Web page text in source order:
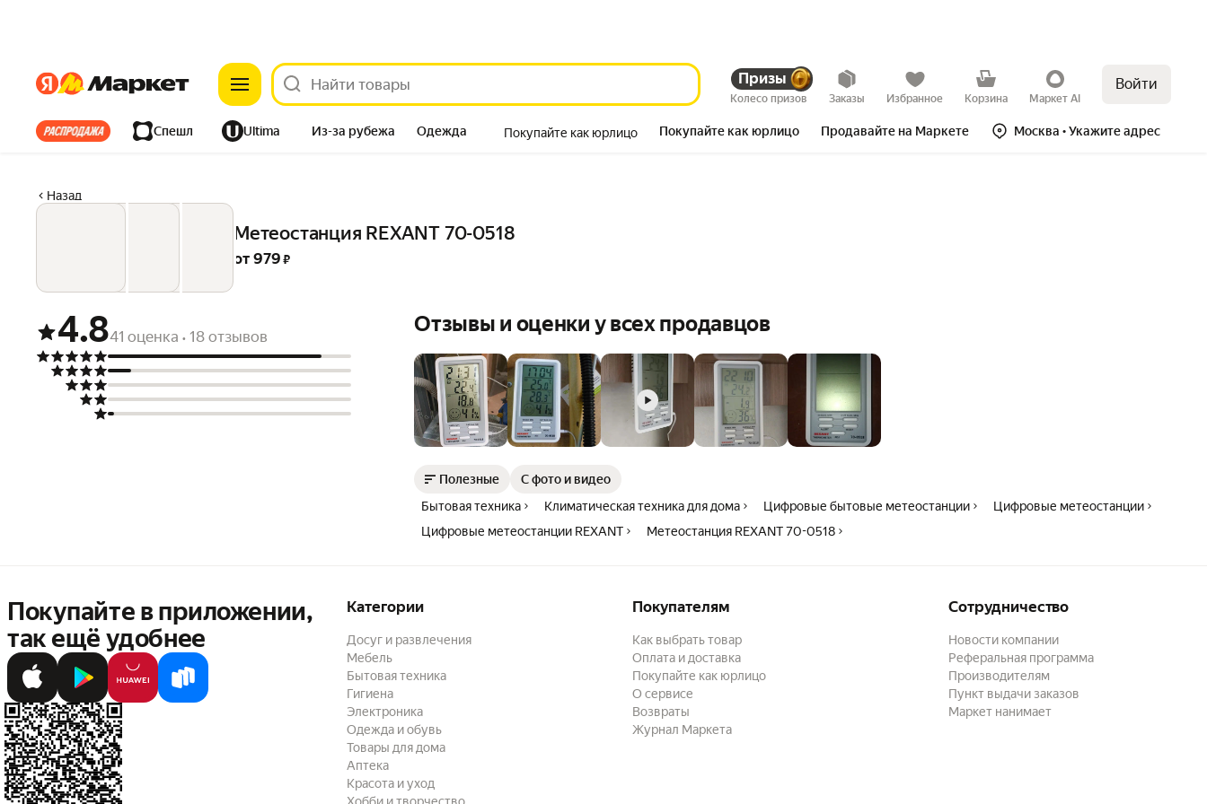
ЯндексЯндекс Призы
Колесо призов Заказы Избранное Корзина Маркет AI
Войти
Все хиты Спешл Ultima Из-за рубежа Одежда Покупайте как юрлицо Покупайте как юрлицо Продавайте на Маркете Москва • Укажите адрес
Назад
Метеостанция REXANT 70-0518
от 979 ₽
4.841 оценка • 18 отзывов Отзывы и оценки у всех продавцов
Полезные
С фото и видео
Бытовая техника
Климатическая техника для дома Цифровые бытовые метеостанции
Цифровые метеостанции
Цифровые метеостанции REXANT
Метеостанция REXANT 70-0518
Покупайте в приложении,
так ещё удобнее
Категории
Досуг и развлечения
Мебель
Бытовая техника
Гигиена
Электроника
Одежда и обувь
Товары для дома
Аптека
Красота и уход
Покупателям
Как выбрать товар
Оплата и доставка
Покупайте как юрлицо
О сервисе
Возвраты
Журнал Маркета
Сотрудничество
Новости компании
Реферальная программа
Производителям
Пункт выдачи заказов
Маркет нанимает